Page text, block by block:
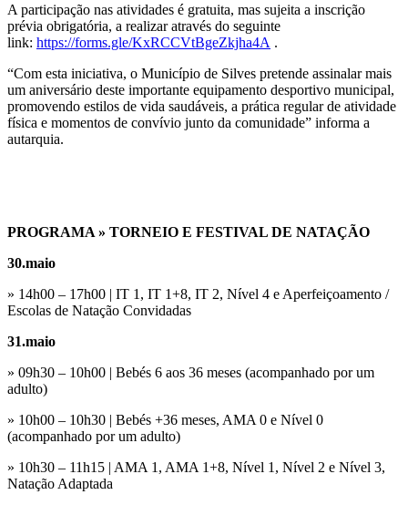
A participação nas atividades é gratuita, mas sujeita a inscrição
prévia obrigatória, a realizar através do seguinte
link: https://forms.gle/KxRCCVtBgeZkjha4A .
“Com esta iniciativa, o Município de Silves pretende assinalar mais
um aniversário deste importante equipamento desportivo municipal,
promovendo estilos de vida saudáveis, a prática regular de atividade
física e momentos de convívio junto da comunidade” informa a
autarquia.
PROGRAMA » TORNEIO E FESTIVAL DE NATAÇÃO
30.maio
» 14h00 – 17h00 | IT 1, IT 1+8, IT 2, Nível 4 e Aperfeiçoamento /
Escolas de Natação Convidadas
31.maio
» 09h30 – 10h00 | Bebés 6 aos 36 meses (acompanhado por um
adulto)
» 10h00 – 10h30 | Bebés +36 meses, AMA 0 e Nível 0
(acompanhado por um adulto)
» 10h30 – 11h15 | AMA 1, AMA 1+8, Nível 1, Nível 2 e Nível 3,
Natação Adaptada